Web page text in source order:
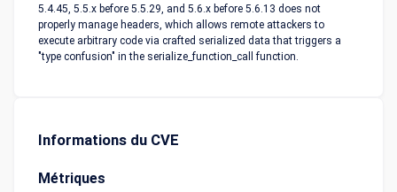
5.4.45, 5.5.x before 5.5.29, and 5.6.x before 5.6.13 does not
properly manage headers, which allows remote attackers to
execute arbitrary code via crafted serialized data that triggers a
"type confusion" in the serialize_function_call function.
Informations du CVE
Métriques